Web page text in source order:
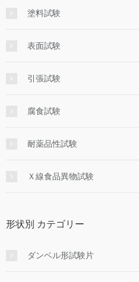
塗料試験
表面試験
引張試験
腐食試験
耐薬品性試験
Ｘ線食品異物試験
形状別 カテゴリー
ダンベル形試験片